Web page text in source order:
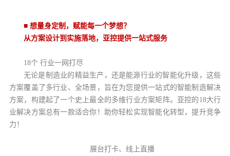
■想量身定制，赋能每一个梦想？
从方案设计到实施落地，亚控提供一站式服务
18个 行业一网打尽
无论是制造业的精益生产，还是能源行业的智能化升级，这些
方案覆盖了多行业、全场景，旨在为您提供一站式的智能制造解决
方案，构建起了一个史上最全的多维行业方案矩阵。亚控的18大行
业解决方案总有一款适合你！助你轻松实现智能化转型，提升竞争
力！
展台打卡、线上直播